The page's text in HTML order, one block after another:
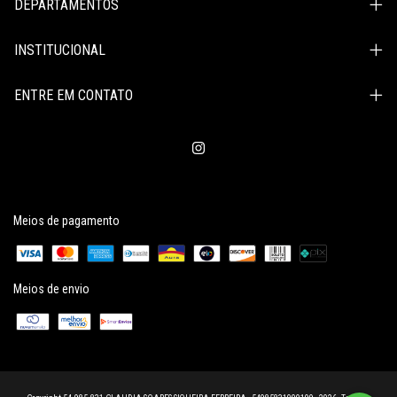
DEPARTAMENTOS
INSTITUCIONAL
ENTRE EM CONTATO
Meios de pagamento
Meios de envio